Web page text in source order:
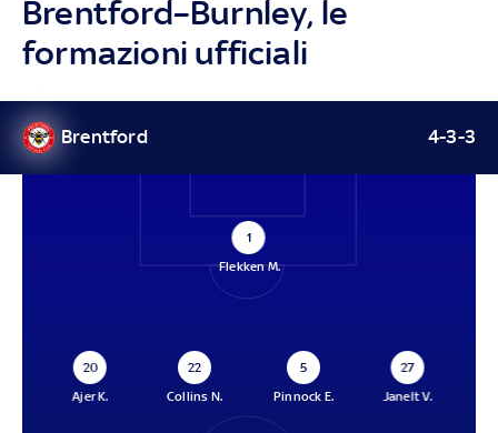
Brentford–Burnley, le
formazioni ufficiali
Brentford 4-3-3
1
Flekken M.
20
Ajer K.
22
Collins N.
5
Pinnock E.
27
Janelt V.